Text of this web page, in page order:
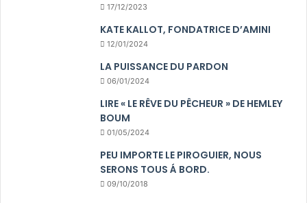
17/12/2023
KATE KALLOT, FONDATRICE D’AMINI
12/01/2024
LA PUISSANCE DU PARDON
06/01/2024
LIRE « LE RÊVE DU PÊCHEUR » DE HEMLEY
BOUM
01/05/2024
PEU IMPORTE LE PIROGUIER, NOUS
SERONS TOUS Á BORD.
09/10/2018